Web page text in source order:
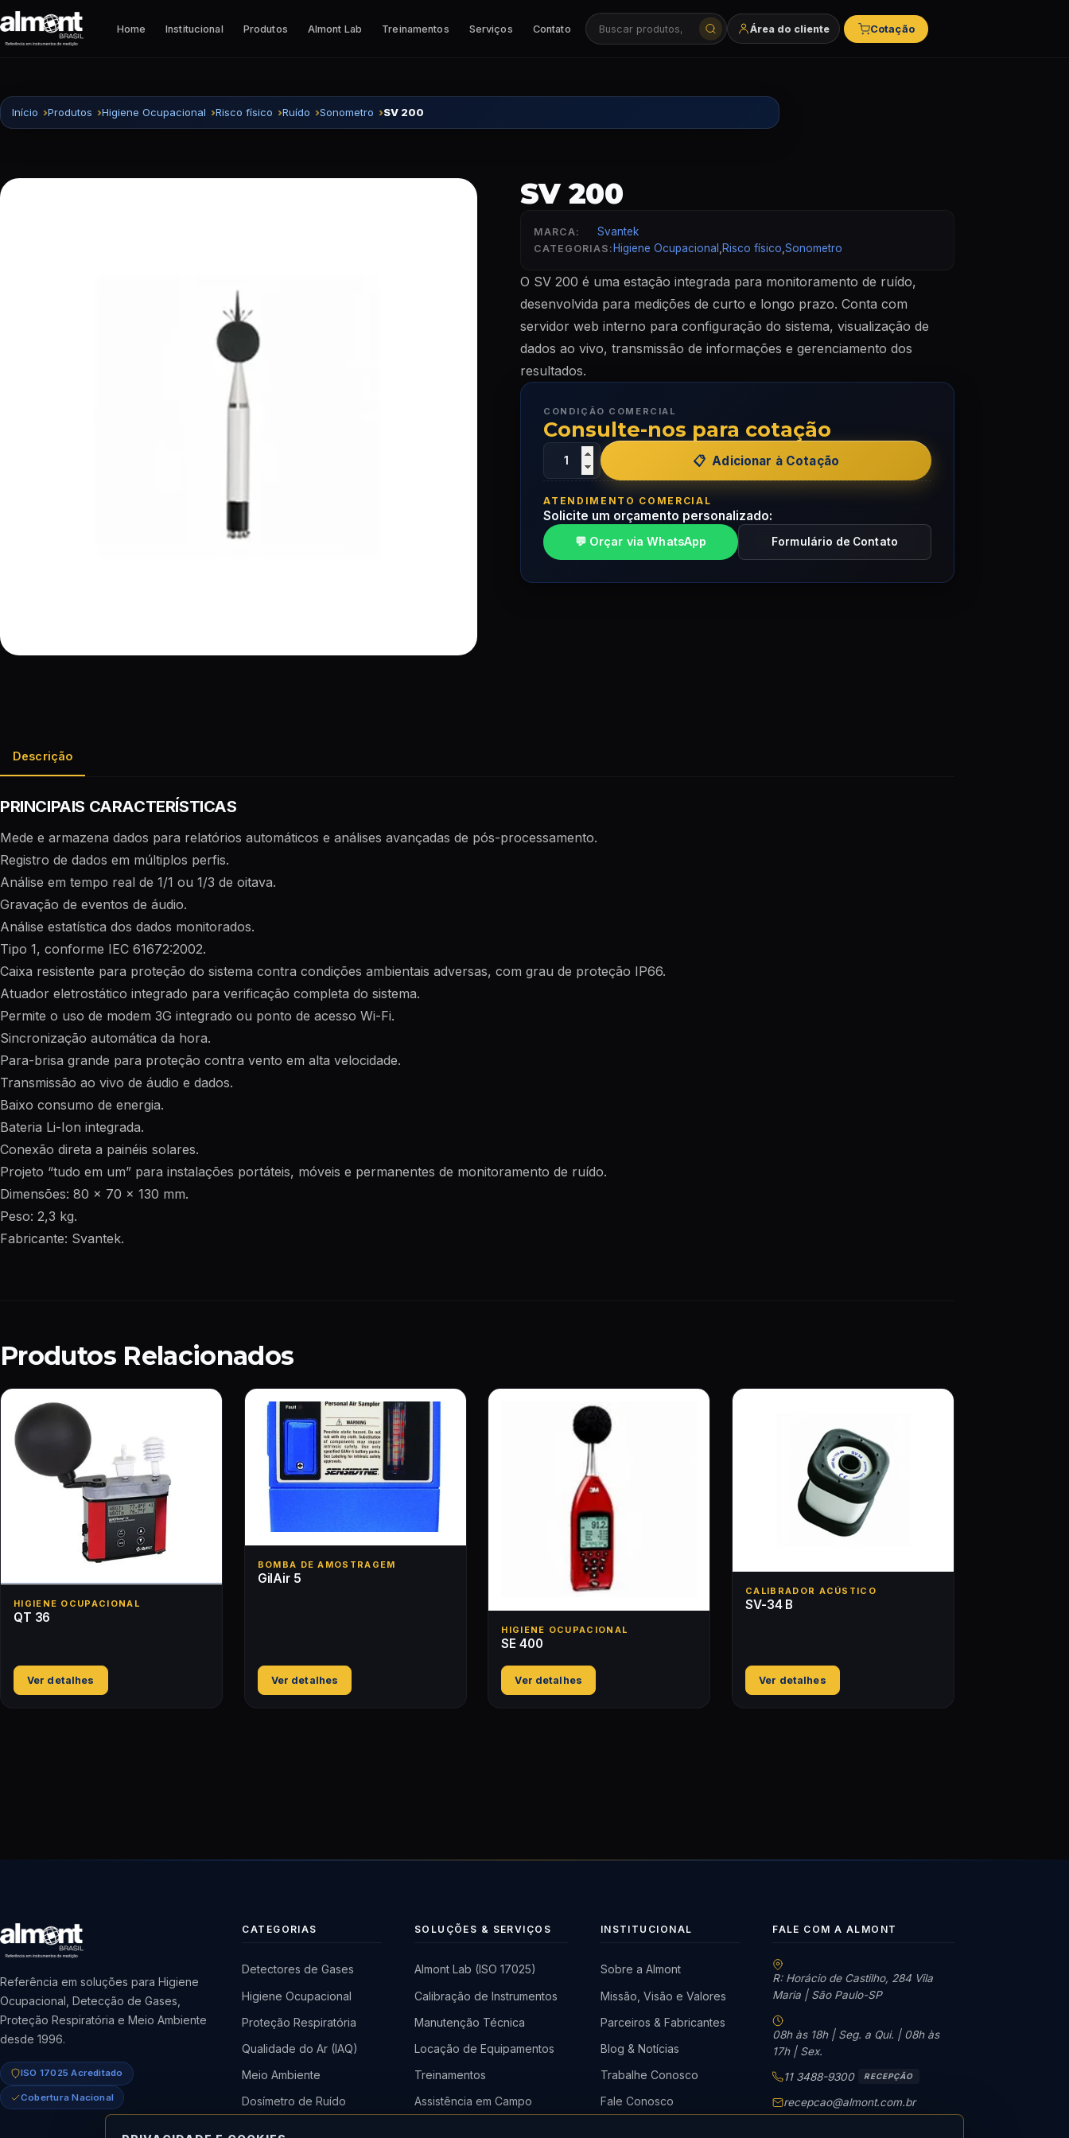
Pular para o conteúdo
Home Institucional Produtos Almont Lab Treinamentos Serviços Contato
Buscar produtos, categorias e marcas
Área do cliente Cotação
Início Produtos Higiene Ocupacional Risco físico Ruído Sonometro SV 200
SV 200
MARCA: Svantek
CATEGORIAS: Higiene Ocupacional Risco físico ,Sonometro
O SV 200 é uma estação integrada para monitoramento de ruído,
desenvolvida para medições de curto e longo prazo. Conta com
servidor web interno para configuração do sistema, visualização de
dados ao vivo, transmissão de informações e gerenciamento dos
resultados.
CONDIÇÃO COMERCIAL
Consulte-nos para cotação
Adicionar à Cotação
ATENDIMENTO COMERCIAL
Solicite um orçamento personalizado:
💬 Orçar via WhatsApp Formulário de Contato
Descrição
PRINCIPAIS CARACTERÍSTICAS
Mede e armazena dados para relatórios automáticos e análises avançadas de pós-processamento.
Registro de dados em múltiplos perfis.
Análise em tempo real de 1/1 ou 1/3 de oitava.
Gravação de eventos de áudio.
Análise estatística dos dados monitorados.
Tipo 1, conforme IEC 61672:2002.
Caixa resistente para proteção do sistema contra condições ambientais adversas, com grau de proteção IP66.
Atuador eletrostático integrado para verificação completa do sistema.
Permite o uso de modem 3G integrado ou ponto de acesso Wi-Fi.
Sincronização automática da hora.
Para-brisa grande para proteção contra vento em alta velocidade.
Transmissão ao vivo de áudio e dados.
Baixo consumo de energia.
Bateria Li-Ion integrada.
Conexão direta a painéis solares.
Projeto “tudo em um” para instalações portáteis, móveis e permanentes de monitoramento de ruído.
Dimensões: 80 x 70 x 130 mm.
Peso: 2,3 kg.
Fabricante: Svantek.
Produtos Relacionados
HIGIENE OCUPACIONAL
QT 36
Ver detalhes
BOMBA DE AMOSTRAGEM
GilAir 5
Ver detalhes
HIGIENE OCUPACIONAL
SE 400
Ver detalhes
CALIBRADOR ACÚSTICO
SV-34 B
Ver detalhes
Referência em soluções para Higiene
Ocupacional, Detecção de Gases,
Proteção Respiratória e Meio Ambiente
desde 1996.
ISO 17025 Acreditado
Cobertura Nacional
CATEGORIAS
Detectores de Gases
Higiene Ocupacional
Proteção Respiratória
Qualidade do Ar (IAQ)
Meio Ambiente
Dosímetro de Ruído
SOLUÇÕES & SERVIÇOS
Almont Lab (ISO 17025)
Calibração de Instrumentos
Manutenção Técnica
Locação de Equipamentos
Treinamentos
Assistência em Campo
INSTITUCIONAL
Sobre a Almont
Missão, Visão e Valores
Parceiros & Fabricantes
Blog & Notícias
Trabalhe Conosco
Fale Conosco
FALE COM A ALMONT
R: Horácio de Castilho, 284 Vila
Maria | São Paulo-SP
08h às 18h | Seg. a Qui. | 08h às
17h | Sex.
11 3488-9300 RECEPÇÃO
recepcao@almont.com.br